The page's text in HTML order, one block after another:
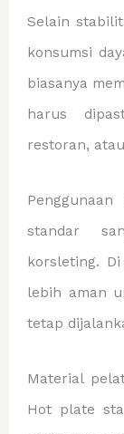
Selain
konsumsi
biasanya
harus
restoran,
standar
korsleting.
lebih aman
tetap
Material
Hot plate